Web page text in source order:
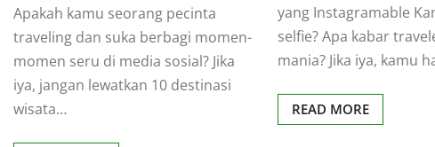
Apakah kamu seorang pecinta
traveling dan suka berbagi momen-
momen seru di media sosial? Jika
iya, jangan lewatkan 10 destinasi
wisata…
yang Instagramable
selfie? Apa kabar
mania? Jika iya, kamu
READ MORE